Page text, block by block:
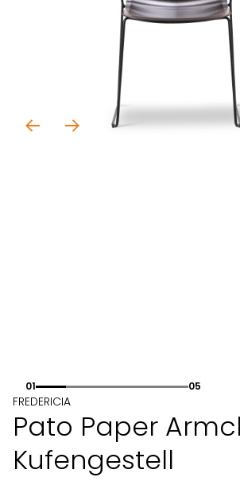
01 05
FREDERICIA
Pato Paper
Kufengestell